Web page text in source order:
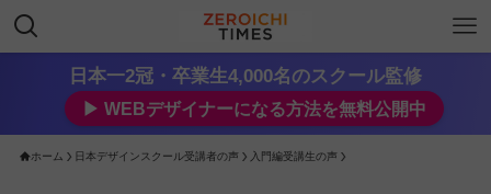
日本一2冠・卒業生4,000名のスクール監修
▶︎ WEBデザイナーになる方法を無料公開中
ホーム 日本デザインスクール受講者の声 入門編受講生の声